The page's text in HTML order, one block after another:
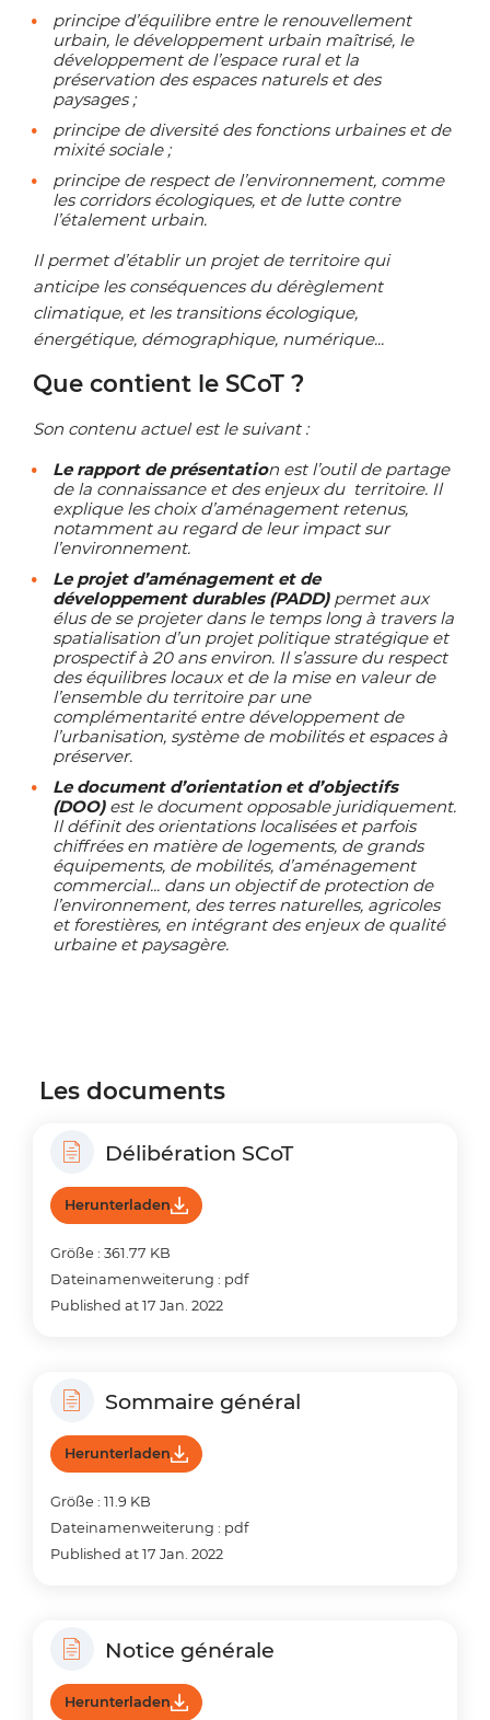
principe d’équilibre entre le renouvellement
urbain, le développement urbain maîtrisé, le
développement de l’espace rural et la
préservation des espaces naturels et des
paysages ;
principe de diversité des fonctions urbaines et de
mixité sociale ;
principe de respect de l’environnement, comme
les corridors écologiques, et de lutte contre
l’étalement urbain.
Il permet d’établir un projet de territoire qui
anticipe les conséquences du dérèglement
climatique, et les transitions écologique,
énergétique, démographique, numérique...
Que contient le SCoT ?
Son contenu actuel est le suivant :
Le rapport de présentation est l’outil de partage
de la connaissance et des enjeux du territoire. Il
explique les choix d’aménagement retenus,
notamment au regard de leur impact sur
l’environnement.
Le projet d’aménagement et de
développement durables (PADD) permet aux
élus de se projeter dans le temps long à travers la
spatialisation d’un projet politique stratégique et
prospectif à 20 ans environ. Il s’assure du respect
des équilibres locaux et de la mise en valeur de
l’ensemble du territoire par une
complémentarité entre développement de
l’urbanisation, système de mobilités et espaces à
préserver.
Le document d’orientation et d’objectifs
(DOO)est le document opposable juridiquement.
Il définit des orientations localisées et parfois
chiffrées en matière de logements, de grands
équipements, de mobilités, d’aménagement
commercial... dans un objectif de protection de
l’environnement, des terres naturelles, agricoles
et forestières, en intégrant des enjeux de qualité
urbaine et paysagère.
Les documents
Délibération SCoT
Herunterladen
Größe : 361.77 KB
Dateinamenweiterung : pdf
Published at 17 Jan. 2022
Sommaire général
Herunterladen
Größe : 11.9 KB
Dateinamenweiterung : pdf
Published at 17 Jan. 2022
Notice générale
Herunterladen